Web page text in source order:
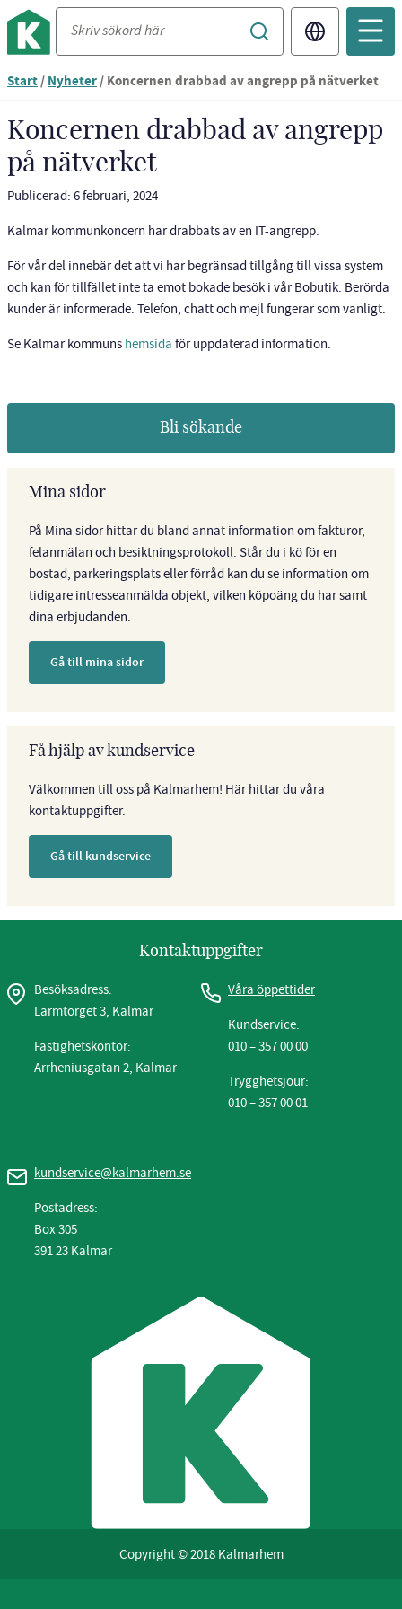
Translate
Du
nu
vid
innehållet
Start/Nyheter/Koncernen drabbad av angrepp på nätverket
Koncernen drabbad av angrepp
på nätverket
Publicerad: 6 februari, 2024
Kalmar kommunkoncern har drabbats av en IT-angrepp.
För vår del innebär det att vi har begränsad tillgång till vissa system
och kan för tillfället inte ta emot bokade besök i vår Bobutik. Berörda
kunder är informerade. Telefon, chatt och mejl fungerar som vanligt.
Se Kalmar kommuns hemsida för uppdaterad information.
Bli sökande
Mina sidor
På Mina sidor hittar du bland annat information om fakturor,
felanmälan och besiktningsprotokoll. Står du i kö för en
bostad, parkeringsplats eller förråd kan du se information om
tidigare intresseanmälda objekt, vilken köpoäng du har samt
dina erbjudanden.
Gå till mina sidor
Få hjälp av kundservice
Välkommen till oss på Kalmarhem! Här hittar du våra
kontaktuppgifter.
Gå till kundservice
Kontaktuppgifter
Besöksadress:
Larmtorget 3, Kalmar
Fastighetskontor:
Arrheniusgatan 2, Kalmar
Våra öppettider
Kundservice:
010 – 357 00 00
Trygghetsjour:
010 – 357 00 01
kundservice@kalmarhem.se
Postadress:
Box 305
391 23 Kalmar
Copyright © 2018 Kalmarhem